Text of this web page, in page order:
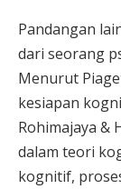
Pandangan
dari seorang
Menurut
kesiapan
Rohimajaya &
dalam teori
kognitif,